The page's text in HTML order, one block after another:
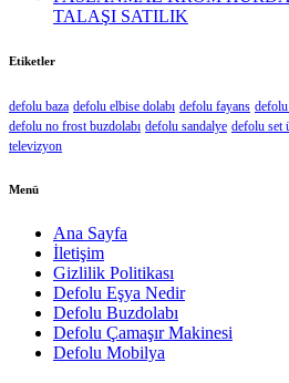
TALAŞI SATILIK
Etiketler
defolu baza defolu elbise dolabı defolu fayans defolu
defolu no frost buzdolabı defolu sandalye defolu set
televizyon
Menü
Ana Sayfa
İletişim
Gizlilik Politikası
Defolu Eşya Nedir
Defolu Buzdolabı
Defolu Çamaşır Makinesi
Defolu Mobilya